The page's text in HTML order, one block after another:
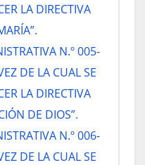
LA DIRECTIVA
N.º 005-
DE LA CUAL SE
LA DIRECTIVA
DE DIOS”.
N.º 006-
DE LA CUAL SE